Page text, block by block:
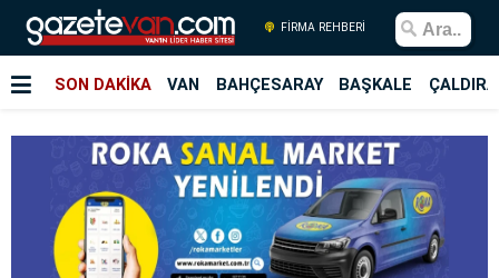
FİRMA REHBERİ
SON DAKİKA VAN BAHÇESARAY BAŞKALE